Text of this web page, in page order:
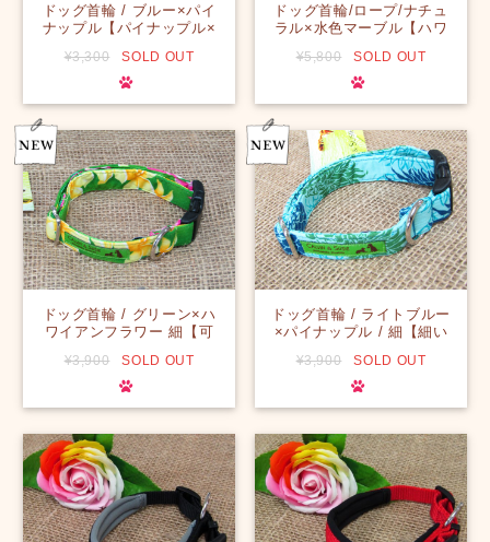
ドッグ首輪 / ブルー×パイ
ナップル【パイナップル×
感たっぷり☆】【ハワイ】
¥3,300 SOLD OUT
ドッグ首輪/ロープ/ナチュ
ラル×水色マーブル【ハワ
で、センスばっちりなマー
ブル柄に仕上げました！】
【オリジナル】【ハワイ】
¥5,800 SOLD OUT
ドッグ首輪 / グリーン×ハ
ワイアンフラワー 細【可
ンがキレイ☆☆鮮やかだけ
どホッとするデザインです
¥3,900 SOLD OUT
ドッグ首輪 / ライトブルー
×パイナップル / 細【細い
夏っぽさを感じるデザイン
がHawaiiっぽくてカワイ
¥3,900 SOLD OUT